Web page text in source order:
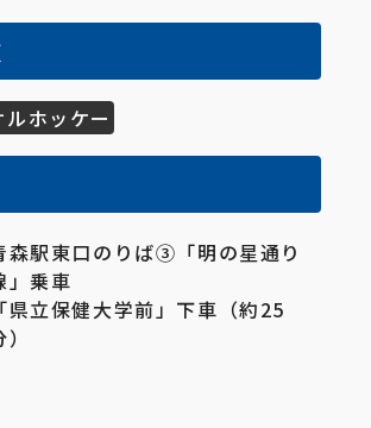
ホッケー
森駅東口のりば③「明の星通り
」乗車
「県立保健大学前」下車（約25